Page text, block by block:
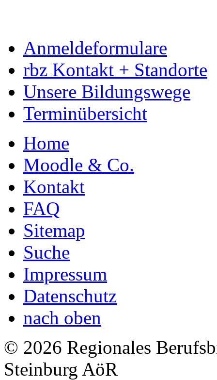
Anmeldeformulare
rbz Kontakt + Standorte
Unsere Bildungswege
Terminübersicht
Home
Moodle & Co.
Kontakt
FAQ
Sitemap
Suche
Impressum
Datenschutz
nach oben
© 2026 Regionales
Steinburg AöR